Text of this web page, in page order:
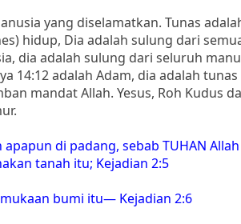
yang diselamatkan. Tunas
hidup, Dia adalah sulung dari
dia adalah sulung dari seluruh
14:12 adalah Adam, dia adalah
mandat Allah. Yesus, Roh Kudus
di padang, sebab TUHAN
tanah itu; Kejadian 2:5
bumi itu— Kejadian 2:6